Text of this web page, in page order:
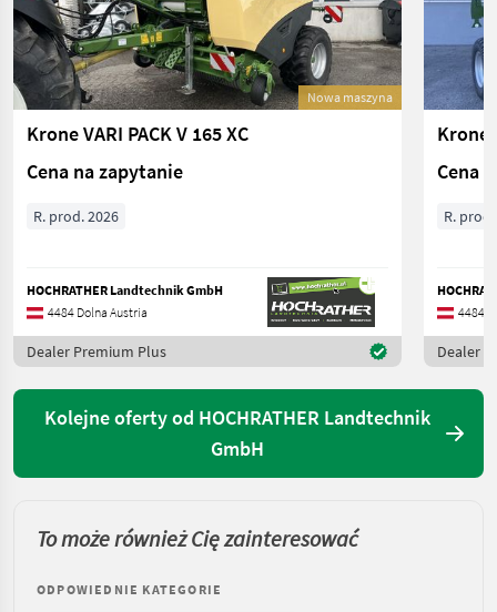
Nowa maszyna
Krone VARI PACK V 165 XC
Cena na zapytanie
R. prod. 2026
HOCHRATHER Landtechnik GmbH
4484 Dolna Austria
Dealer Premium Plus
Krone
Cena
R.
4484
Dealer
Kolejne oferty od HOCHRATHER Landtechnik
GmbH
To może również Cię zainteresować
ODPOWIEDNIE KATEGORIE